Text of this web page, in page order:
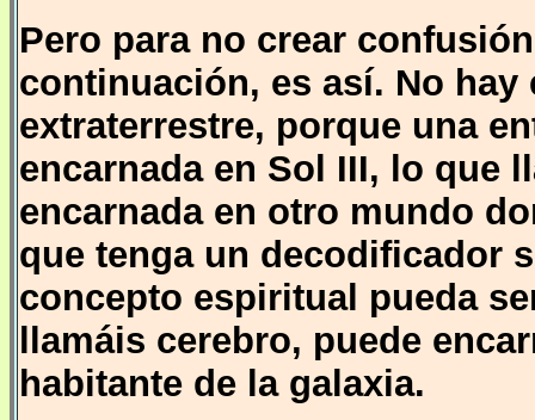
Pero para no crear
continuación, es así. No
extraterrestre, porque una
encarnada en Sol III, lo que
encarnada en otro mundo
que tenga un decodificador
concepto espiritual pueda
llamáis cerebro, puede
habitante de la galaxia.